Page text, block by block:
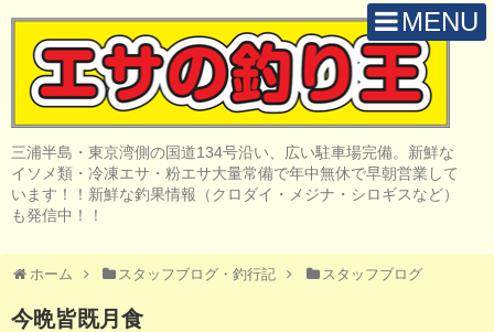
MENU
三浦半島・東京湾側の国道134号沿い、広い駐車場完備。新鮮な
イソメ類・冷凍エサ・粉エサ大量常備で年中無休で早朝営業して
います！！新鮮な釣果情報（クロダイ・メジナ・シロギスなど）
も発信中！！
ホーム スタッフブログ・釣行記 スタッフブログ
今晩皆既月食
H O M E
取 扱 商 品
釣 果 情 報